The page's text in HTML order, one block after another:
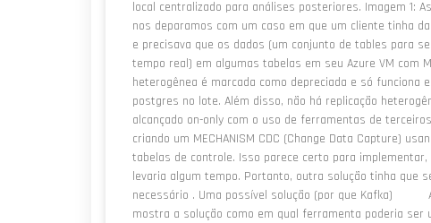
local centralizado para análises posteriores. Imagem 1:
nos deparamos com um caso em que um cliente tinha
e precisava que os dados (um conjunto de tables para
tempo real) em algumas tabelas em seu Azure VM com
heterogênea é marcada como depreciada e só funciona
postgres no lote. Além disso, não há replicação
alcançado on-only com o uso de ferramentas de
criando um MECHANISM CDC (Change Data Capture)
tabelas de controle. Isso parece certo para
levaria algum tempo. Portanto, outra solução tinha que
necessário . Uma possível solução (por que Kafka) A
mostra a solução como em qual ferramenta poderia ser